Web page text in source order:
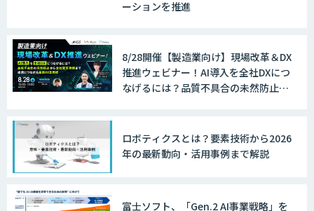
ーションを推進
8/28開催【製造業向け】現場改革＆DX
推進ウェビナー！AI導入を全社DXにつ
なげるには？品質不具合の未然防止か
ロボティクスとは？要素技術から2026
年の最新動向・活用事例まで解説
富士ソフト、「Gen.2 AI事業戦略」を